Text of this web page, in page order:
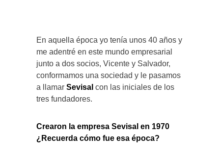
En aquella época yo tenía unos 40 años y
me adentré en este mundo empresarial
junto a dos socios, Vicente y Salvador,
conformamos una sociedad y le pasamos
a llamar Sevisal con las iniciales de los
tres fundadores.
Crearon la empresa Sevisal en 1970
¿Recuerda cómo fue esa época?